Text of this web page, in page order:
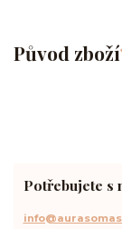
Původ zboží
Potřebujete s